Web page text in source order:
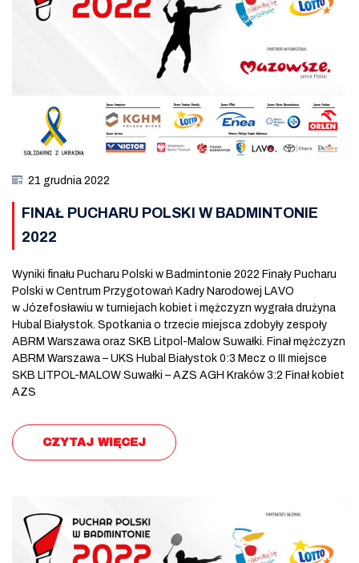
21 grudnia 2022
FINAŁ PUCHARU POLSKI W BADMINTONIE
2022
Wyniki finału Pucharu Polski w Badmintonie 2022 Finały Pucharu
Polski w Centrum Przygotowań Kadry Narodowej LAVO
w Józefosławiu w turniejach kobiet i mężczyzn wygrała drużyna
Hubal Białystok. Spotkania o trzecie miejsca zdobyły zespoły
ABRM Warszawa oraz SKB Litpol-Malow Suwałki. Finał mężczyzn
ABRM Warszawa – UKS Hubal Białystok 0:3 Mecz o III miejsce
SKB LITPOL-MALOW Suwałki – AZS AGH Kraków 3:2 Finał kobiet
AZS
CZYTAJ WIĘCEJ